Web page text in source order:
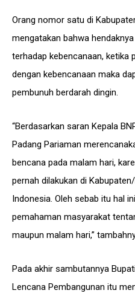
Orang nomor satu di
mengatakan bahwa
terhadap kebencanaan, ketika
dengan kebencanaan maka
pembunuh berdarah dingin.
“Berdasarkan saran Kepala
Padang Pariaman
bencana pada malam hari,
pernah dilakukan di
Indonesia. Oleh sebab itu hal
pemahaman masyarakat
maupun malam hari,”
Pada akhir sambutannya
Lencana Pembangunan itu